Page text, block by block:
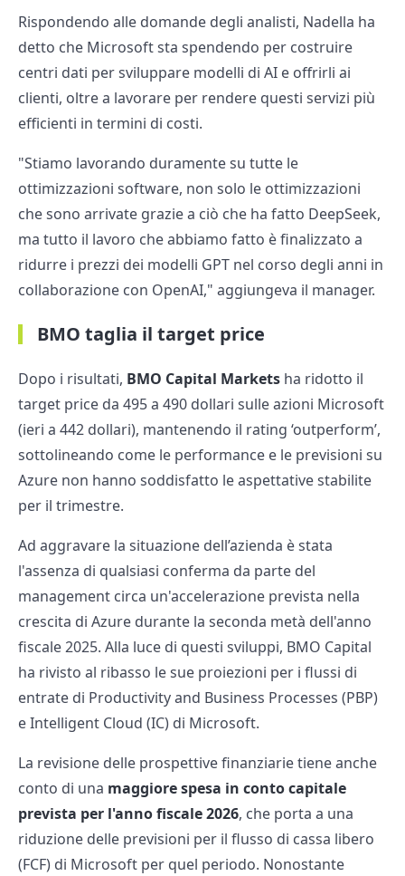
Rispondendo alle domande degli analisti, Nadella ha
detto che Microsoft sta spendendo per costruire
centri dati per sviluppare modelli di AI e offrirli ai
clienti, oltre a lavorare per rendere questi servizi più
efficienti in termini di costi.
"Stiamo lavorando duramente su tutte le
ottimizzazioni software, non solo le ottimizzazioni
che sono arrivate grazie a ciò che ha fatto DeepSeek,
ma tutto il lavoro che abbiamo fatto è finalizzato a
ridurre i prezzi dei modelli GPT nel corso degli anni in
collaborazione con OpenAI," aggiungeva il manager.
BMO taglia il target price
Dopo i risultati, BMO Capital Markets ha ridotto il
target price da 495 a 490 dollari sulle azioni Microsoft
(ieri a 442 dollari), mantenendo il rating ‘outperform’,
sottolineando come le performance e le previsioni su
Azure non hanno soddisfatto le aspettative stabilite
per il trimestre.
Ad aggravare la situazione dell’azienda è stata
l'assenza di qualsiasi conferma da parte del
management circa un'accelerazione prevista nella
crescita di Azure durante la seconda metà dell'anno
fiscale 2025. Alla luce di questi sviluppi, BMO Capital
ha rivisto al ribasso le sue proiezioni per i flussi di
entrate di Productivity and Business Processes (PBP)
e Intelligent Cloud (IC) di Microsoft.
La revisione delle prospettive finanziarie tiene anche
conto di una maggiore spesa in conto capitale
prevista per l'anno fiscale 2026, che porta a una
riduzione delle previsioni per il flusso di cassa libero
(FCF) di Microsoft per quel periodo. Nonostante